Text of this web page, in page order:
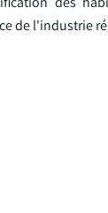
de l'industrie